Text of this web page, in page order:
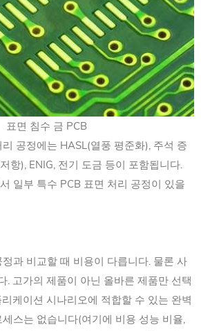
표면 침수 금 PCB
공정에는 HASL(열풍 평준화), 주석 증
항), ENIG, 전기 도금 등이 포함됩니다.
일부 특수 PCB 표면 처리 공정이 있을
과 비교할 때 비용이 다릅니다. 물론 사
. 고가의 제품이 아닌 올바른 제품만 선택
케이션 시나리오에 적합할 수 있는 완벽
스는 없습니다(여기에 비용 성능 비율,